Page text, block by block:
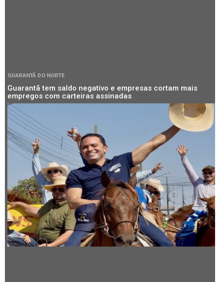
GUARANTÃ DO NORTE
Guarantã tem saldo negativo e empresas cortam mais
empregos com carteiras assinadas